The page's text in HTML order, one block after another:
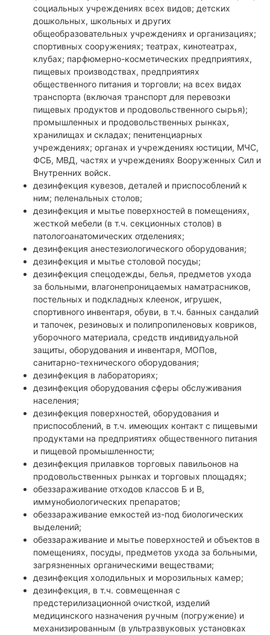
социальных учреждениях всех видов; детских
дошкольных, школьных и других
общеобразовательных учреждениях и организациях;
спортивных сооружениях; театрах, кинотеатрах,
клубах; парфюмерно-косметических предприятиях,
пищевых производствах, предприятиях
общественного питания и торговли; на всех видах
транспорта (включая транспорт для перевозки
пищевых продуктов и продовольственного сырья);
промышленных и продовольственных рынках,
хранилищах и складах; пенитенциарных
учреждениях; органах и учреждениях юстиции, МЧС,
ФСБ, МВД, частях и учреждениях Вооруженных Сил и
Внутренних войск.
дезинфекция кувезов, деталей и приспособлений к
ним; пеленальных столов;
дезинфекция и мытье поверхностей в помещениях,
жесткой мебели (в т.ч. секционных столов) в
патологоанатомических отделениях;
дезинфекция анестезиологического оборудования;
дезинфекция и мытье столовой посуды;
дезинфекция спецодежды, белья, предметов ухода
за больными, влагонепроницаемых наматрасников,
постельных и подкладных клеенок, игрушек,
спортивного инвентаря, обуви, в т.ч. банных сандалий
и тапочек, резиновых и полипропиленовых ковриков,
уборочного материала, средств индивидуальной
защиты, оборудования и инвентаря, МОПов,
санитарно-технического оборудования;
дезинфекция в лабораториях;
дезинфекция оборудования сферы обслуживания
населения;
дезинфекция поверхностей, оборудования и
приспособлений, в т.ч. имеющих контакт с пищевыми
продуктами на предприятиях общественного питания
и пищевой промышленности;
дезинфекция прилавков торговых павильонов на
продовольственных рынках и торговых площадях;
обеззараживание отходов классов Б и В,
иммунобиологических препаратов;
обеззараживание емкостей из-под биологических
выделений;
обеззараживание и мытье поверхностей и объектов в
помещениях, посуды, предметов ухода за больными,
загрязненных органическими веществами;
дезинфекция холодильных и морозильных камер;
дезинфекция, в т.ч. совмещенная с
предстерилизационной очисткой, изделий
медицинского назначения ручным (погружение) и
механизированным (в ультразвуковых установках